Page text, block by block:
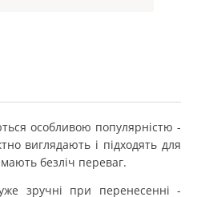
особливою популярністю -
виглядають і підходять для
безліч переваг.
зручні при перенесенні -